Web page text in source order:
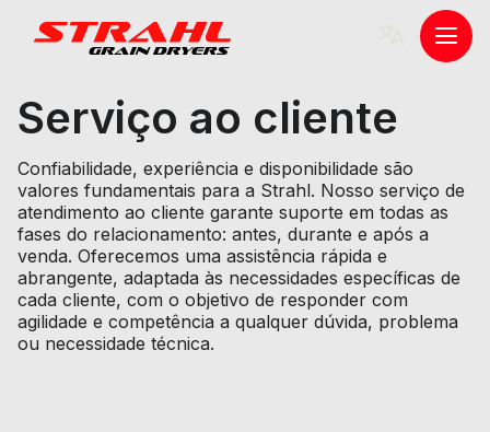
menu
Serviço ao cliente
Confiabilidade, experiência e disponibilidade são
valores fundamentais para a Strahl. Nosso serviço de
atendimento ao cliente garante suporte em todas as
fases do relacionamento: antes, durante e após a
venda. Oferecemos uma assistência rápida e
abrangente, adaptada às necessidades específicas de
cada cliente, com o objetivo de responder com
agilidade e competência a qualquer dúvida, problema
ou necessidade técnica.